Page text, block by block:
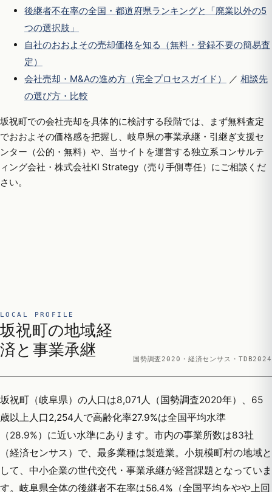
後継者不在率の全国・都道府県ランキングと「廃業以外の5
つの選択肢」
自社のおおよその売却価格を知る（無料・登録不要の簡易査
定）
会社売却・M&Aの進め方（完全プロセスガイド）
／ 相談先
の選び方・比較
坂祝町での会社売却を具体的に検討する段階では、まず無料査定
でおおよその価格感を把握し、岐阜県の事業承継・引継ぎ支援セ
ンター（公的・無料）や、当サイトを運営する独立系コンサルテ
ィング会社・株式会社KI Strategy（売り手側専任）にご相談くだ
さい。
LOCAL PROFILE
坂祝町の地域経
済と事業承継
国勢調査2020・経済センサス・TDB2024
坂祝町（岐阜県）の人口は8,071人（国勢調査2020年）、65
歳以上人口2,254人で高齢化率27.9%は全国平均水準
（28.9%）に近い水準にあります。市内の事業所数は83社
（経済センサス）で、最多業種は製造業。小規模町村の地域と
して、中小企業の世代交代・事業承継が経営課題となっていま
す。岐阜県全体の後継者不在率は56.4%（全国平均をやや上回